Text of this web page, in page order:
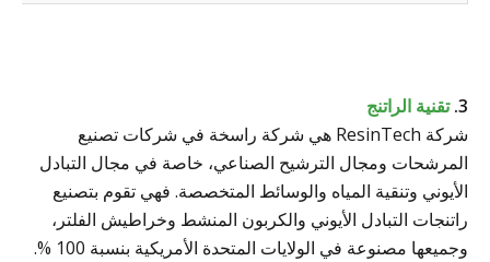
3. تقنية الراتنج
شركة ResinTech هي شركة راسخة في شركات تصنيع
المرشحات ومجال الترشيح الصناعي، خاصة في مجال التبادل
الأيوني وتنقية المياه والوسائط المتخصصة. فهي تقوم بتصنيع
راتنجات التبادل الأيوني والكربون المنشط وخراطيش الفلتر،
وجميعها مصنوعة في الولايات المتحدة الأمريكية بنسبة 100 %.